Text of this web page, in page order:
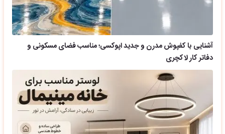
آشنایی با کفپوش مدرن و جدید اپوکسی؛ مناسب فضای مسکونی و
دفاتر کار لاکچری